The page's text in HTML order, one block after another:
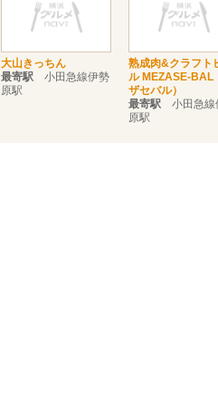
大山きっちん
最寄駅 小田急線伊勢
原駅
熟成肉&クラフト
ル MEZASE-BAL
ザセバル）
最寄駅 小田急線
原駅